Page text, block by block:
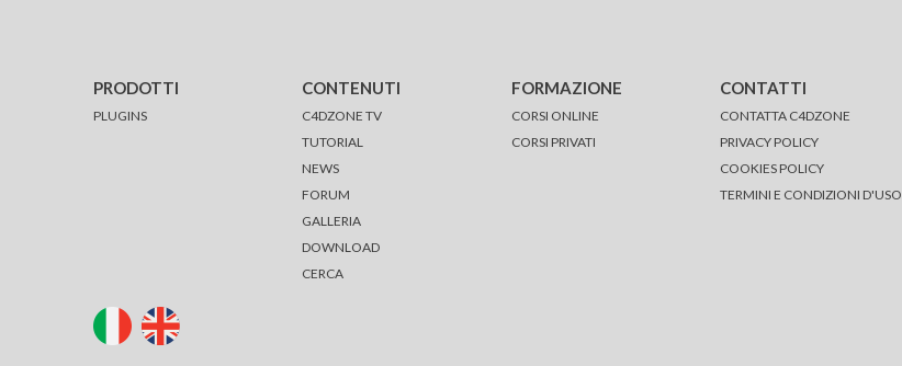
PRODOTTI
PLUGINS
CONTENUTI
C4DZONE TV
TUTORIAL
NEWS
FORUM
GALLERIA
DOWNLOAD
CERCA
FORMAZIONE
CORSI ONLINE
CORSI PRIVATI
CONTATTI
CONTATTA C4DZONE
PRIVACY POLICY
COOKIES POLICY
TERMINI E CONDIZIONI D'USO